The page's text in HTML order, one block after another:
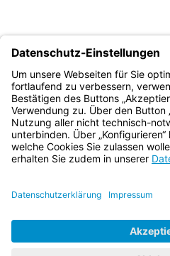
Josef Poxleitner
Ministerialdirektor
Bayern.de
BayernPortal
Impressum